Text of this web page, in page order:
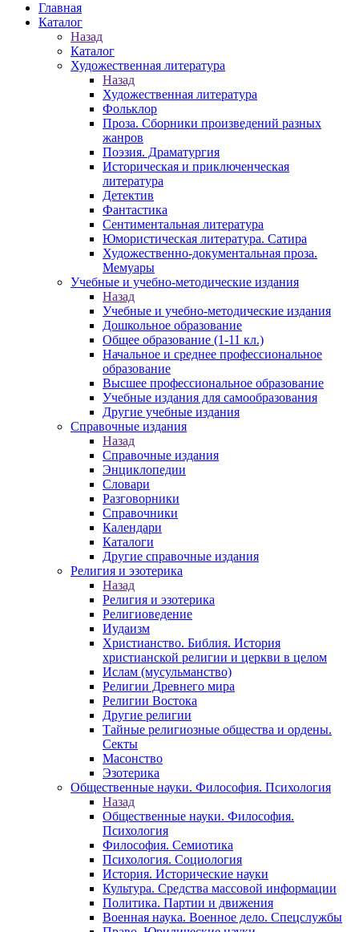
Главная
Каталог
Назад
Каталог
Художественная литература
Назад
Художественная литература
Фольклор
Проза. Сборники произведений разных
жанров
Поэзия. Драматургия
Историческая и приключенческая
литература
Детектив
Фантастика
Сентиментальная литература
Юмористическая литература. Сатира
Художественно-документальная проза.
Мемуары
Учебные и учебно-методические издания
Назад
Учебные и учебно-методические издания
Дошкольное образование
Общее образование (1-11 кл.)
Начальное и среднее профессиональное
образование
Высшее профессиональное образование
Учебные издания для самообразования
Другие учебные издания
Справочные издания
Назад
Справочные издания
Энциклопедии
Словари
Разговорники
Справочники
Календари
Каталоги
Другие справочные издания
Религия и эзотерика
Назад
Религия и эзотерика
Религиоведение
Иудаизм
Христианство. Библия. История
христианской религии и церкви в целом
Ислам (мусульманство)
Религии Древнего мира
Религии Востока
Другие религии
Тайные религиозные общества и ордены.
Секты
Масонство
Эзотерика
Общественные науки. Философия. Психология
Назад
Общественные науки. Философия.
Психология
Философия. Семиотика
Психология. Социология
История. Исторические науки
Культура. Средства массовой информации
Политика. Партии и движения
Военная наука. Военное дело. Спецслужбы